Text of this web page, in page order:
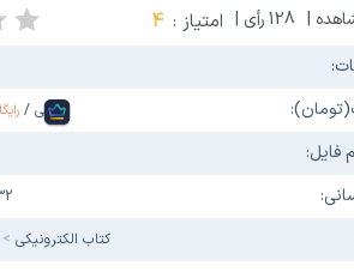
|
128رأی | امتیاز : 4
فارسی /
كتاب الكترونیکی